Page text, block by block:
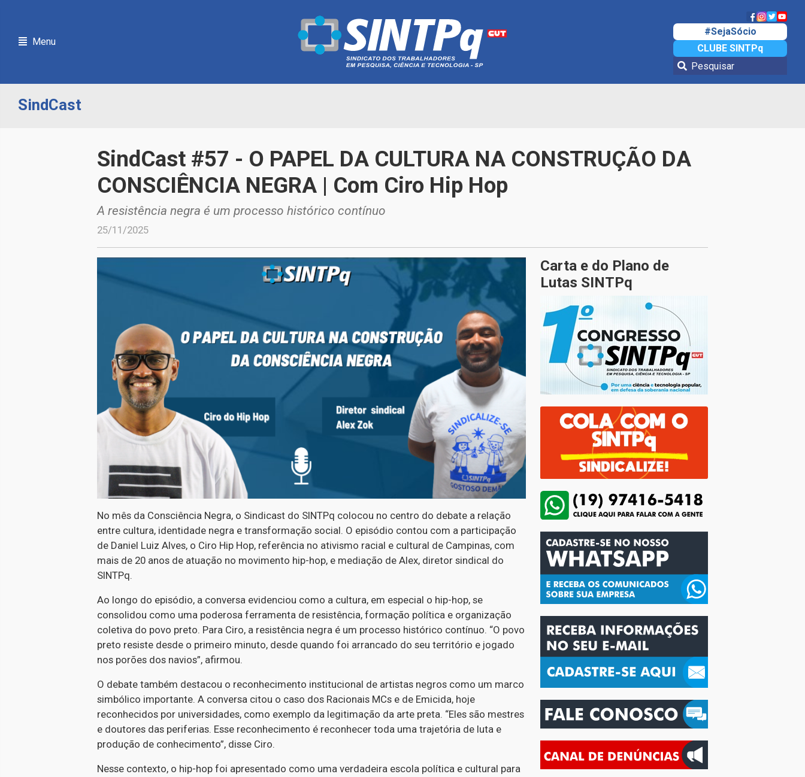
Menu
#SejaSócio
CLUBE SINTPq
SindCast
SindCast #57 - O PAPEL DA CULTURA NA CONSTRUÇÃO DA
CONSCIÊNCIA NEGRA | Com Ciro Hip Hop
A resistência negra é um processo histórico contínuo
25/11/2025
No mês da Consciência Negra, o Sindicast do SINTPq colocou no centro do debate a relação
entre cultura, identidade negra e transformação social. O episódio contou com a participação
de Daniel Luiz Alves, o Ciro Hip Hop, referência no ativismo racial e cultural de Campinas, com
mais de 20 anos de atuação no movimento hip-hop, e mediação de Alex, diretor sindical do
SINTPq.
Ao longo do episódio, a conversa evidenciou como a cultura, em especial o hip-hop, se
consolidou como uma poderosa ferramenta de resistência, formação política e organização
coletiva do povo preto. Para Ciro, a resistência negra é um processo histórico contínuo. “O povo
preto resiste desde o primeiro minuto, desde quando foi arrancado do seu território e jogado
nos porões dos navios”, afirmou.
O debate também destacou o reconhecimento institucional de artistas negros como um marco
simbólico importante. A conversa citou o caso dos Racionais MCs e de Emicida, hoje
reconhecidos por universidades, como exemplo da legitimação da arte preta. “Eles são mestres
e doutores das periferias. Esse reconhecimento é reconhecer toda uma trajetória de luta e
produção de conhecimento”, disse Ciro.
Nesse contexto, o hip-hop foi apresentado como uma verdadeira escola política e cultural para
Carta e do Plano de
Lutas SINTPq